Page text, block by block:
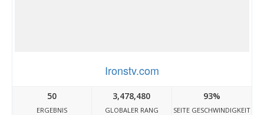
Ironstv.com
50
ERGEBNIS
3,478,480
GLOBALER RANG
93%
SEITE GESCHWINDIGKEIT